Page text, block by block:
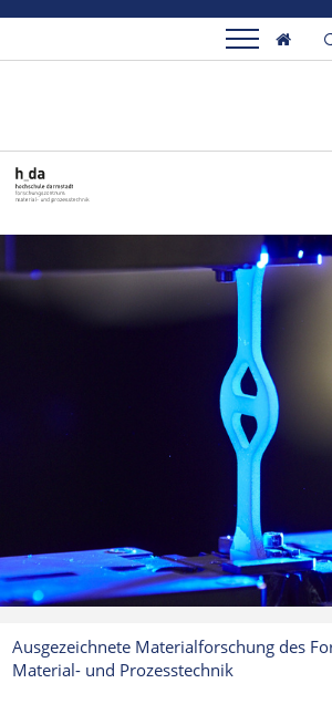

Ausgezeichnete Materialforschung des
Material- und Prozesstechnik